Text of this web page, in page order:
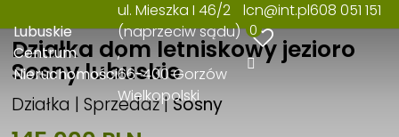
Lubuskie
Centrum
Nieruchomości
ul. Mieszka I 46/2
(naprzeciw sądu)
66-400 Gorzów
Wielkopolski
lcn@int.pl608 051 151
0
Działka dom letniskowy jezioro
Sosny lubuskie
Działka | Sprzedaż |Sosny